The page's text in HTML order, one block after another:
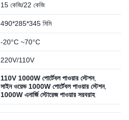
15 কেজি/22 কেজি
490*285*345 মিমি
-20°C ~70°C
220V/110V
110V 1000W পোর্টেবল পাওয়ার স্টেশন,
সাইন ওয়েভ 1000W পোর্টেবল পাওয়ার স্টেশন,
1000W এনার্জি স্টোরেজ পাওয়ার সরবরাহ